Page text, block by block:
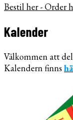
Bestil her - Order
Kalender
Välkommen att
Kalendern finns